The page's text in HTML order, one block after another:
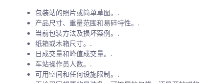
包装站的照片或简单草图。.
产品尺寸、重量范围和易碎特性。.
当前包装方法及损坏案例。.
纸箱或木箱尺寸。.
日成交量和峰值成交量。.
车站操作员人数。.
可用空间和任何设施限制。.